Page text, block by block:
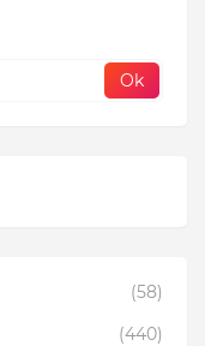
(58)
(440)